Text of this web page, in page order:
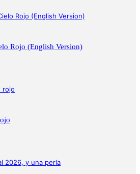
Rojo (English Version)